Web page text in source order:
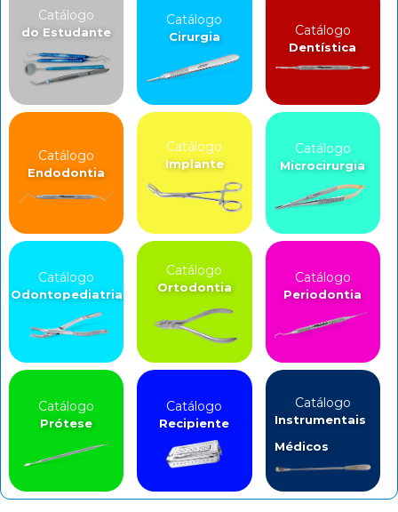
Catálogo
do Estudante
Catálogo
Cirurgia Catálogo
Dentística
Catálogo
Endodontia
Catálogo
Implante
Catálogo
Microcirurgia
Catálogo
Odontopediatria
Catálogo
Ortodontia
Catálogo
Periodontia
Catálogo
Prótese
Catálogo
Recipiente
Catálogo
Instrumentais
Médicos